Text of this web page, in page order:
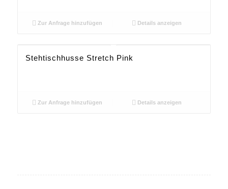
Zur Anfrage hinzufügen Details anzeigen
Stehtischhusse Stretch Pink
Zur Anfrage hinzufügen Details anzeigen